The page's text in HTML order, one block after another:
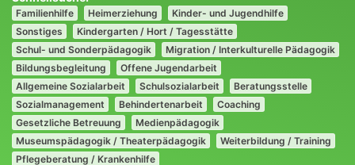
Familienhilfe Heimerziehung
Kinder- und Jugendhilfe
Sonstiges
Kindergarten / Hort / Tagesstätte
Schul- und Sonderpädagogik
Migration / Interkulturelle Pädagogik
Bildungsbegleitung
Offene Jugendarbeit
Allgemeine Sozialarbeit
Schulsozialarbeit
Beratungsstelle
Sozialmanagement
Behindertenarbeit
Coaching
Gesetzliche Betreuung
Medienpädagogik
Museumspädagogik / Theaterpädagogik
Weiterbildung / Training
Pflegeberatung / Krankenhilfe